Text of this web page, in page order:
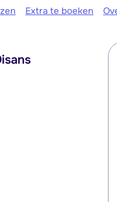
Extra te boeken